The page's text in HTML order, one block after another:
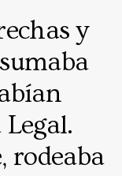
y
rodeaba